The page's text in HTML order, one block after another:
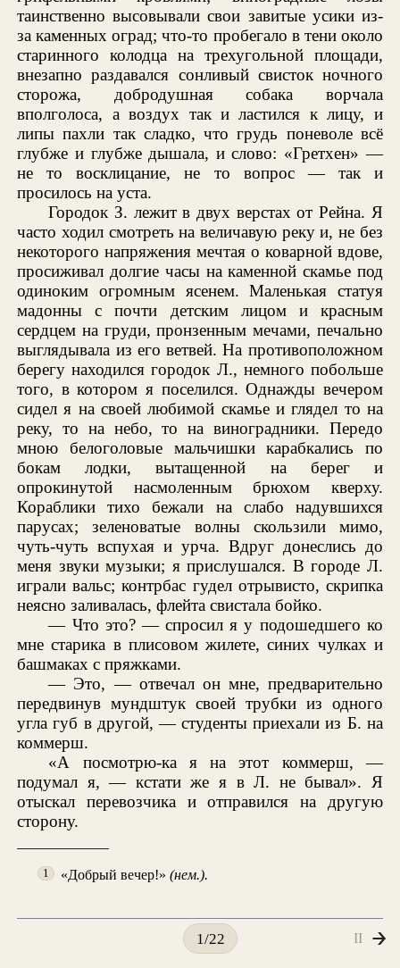
таинственно высовывали свои завитые усики из-
за каменных оград; что-то пробегало в тени около
старинного колодца на трехугольной площади,
внезапно раздавался сонливый свисток ночного
сторожа, добродушная собака ворчала
вполголоса, а воздух так и ластился к лицу, и
липы пахли так сладко, что грудь поневоле всё
глубже и глубже дышала, и слово: «Гретхен» —
не то восклицание, не то вопрос — так и
просилось на уста.
Городок З. лежит в двух верстах от Рейна. Я
часто ходил смотреть на величавую реку и, не без
некоторого напряжения мечтая о коварной вдове,
просиживал долгие часы на каменной скамье под
одиноким огромным ясенем. Маленькая статуя
мадонны с почти детским лицом и красным
сердцем на груди, пронзенным мечами, печально
выглядывала из его ветвей. На противоположном
берегу находился городок Л., немного побольше
того, в котором я поселился. Однажды вечером
сидел я на своей любимой скамье и глядел то на
реку, то на небо, то на виноградники. Передо
мною белоголовые мальчишки карабкались по
бокам лодки, вытащенной на берег и
опрокинутой насмоленным брюхом кверху.
Кораблики тихо бежали на слабо надувшихся
парусах; зеленоватые волны скользили мимо,
чуть-чуть вспухая и урча. Вдруг донеслись до
меня звуки музыки; я прислушался. В городе Л.
играли вальс; контрбас гудел отрывисто, скрипка
неясно заливалась, флейта свистала бойко.
— Что это? — спросил я у подошедшего ко
мне старика в плисовом жилете, синих чулках и
башмаках с пряжками.
— Это, — отвечал он мне, предварительно
передвинув мундштук своей трубки из одного
угла губ в другой, — студенты приехали из Б. на
коммерш.
«А посмотрю-ка я на этот коммерш, —
подумал я, — кстати же я в Л. не бывал». Я
отыскал перевозчика и отправился на другую
сторону.
1 «Добрый вечер!»(нем.).
1/22 II